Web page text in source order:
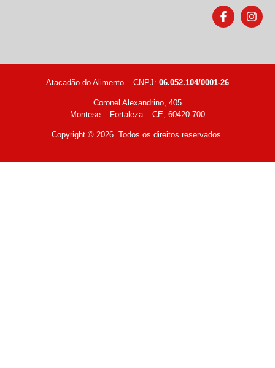
Atacadão do Alimento – CNPJ: 06.052.104/0001-26
Coronel Alexandrino, 405
Montese – Fortaleza – CE, 60420-700
Copyright © 2026. Todos os direitos reservados.